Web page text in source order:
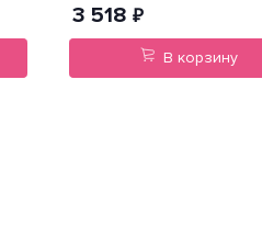
3 518 ₽
В корзину